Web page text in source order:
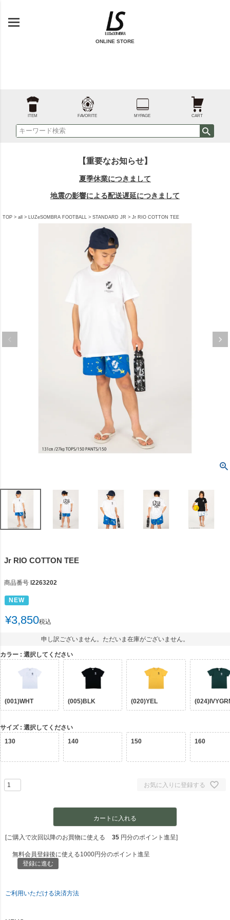
ONLINE STORE
ITEM FAVORITE MYPAGE CART
【重要なお知らせ】
夏季休業につきまして
地震の影響による配送遅延につきまして
TOP all LUZeSOMBRA FOOTBALL STANDARD JR Jr RIO COTTON TEE
Jr RIO COTTON TEE
商品番号 l2263202
NEW
¥3,850税込
申し訳ございません。ただいま在庫がございません。
カラー 選択してください
(001)WHT (005)BLK (020)YEL
サイズ
選択してください
130
140 150 160
お気に入りに登録する
カートに入れる
[ご購入で次回以降のお買物に使える 35 円分のポイント進呈]
無料会員登録後に使える1000円分のポイント進呈
登録に進む
ご利用いただける決済方法